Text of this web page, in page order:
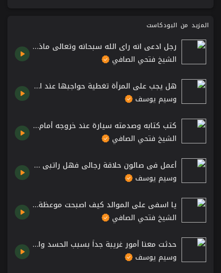
المزيد من البودكاست
رجل ادعى انه راى الله سبحانه وتعالى ماذا كان الجواب 🤔 موعظة الشيخ فتحي صافي رحمه الله
الشيخ فتحي الصافي
هل يجب على المرأة تغطية حواجبها عند الصلاة؟ الشيخ د. وسيم يوسف
وسيم يوسف
كتب كتابه وصدمته سيارة عند خروجه أمام قصر العدل بدمشق هل ترثه زوجته؟ الشيخ فتحي صافي رحمه الله
الشيخ فتحي الصافي
أعمل في صالون حلاقة رجالي فهل راتبي حرام أو مشكوك فيه؟ الشيخ د. وسيم يوسف
وسيم يوسف
يا اسفي على الموالد كيف اصبحت موعظة الشيخ فتحي صافي رحمه الله
الشيخ فتحي الصافي
حدثت معنا أمور غريبة جداً بسبب الحسد والعين! 😱 الشيخ د. وسيم يوسف
وسيم يوسف